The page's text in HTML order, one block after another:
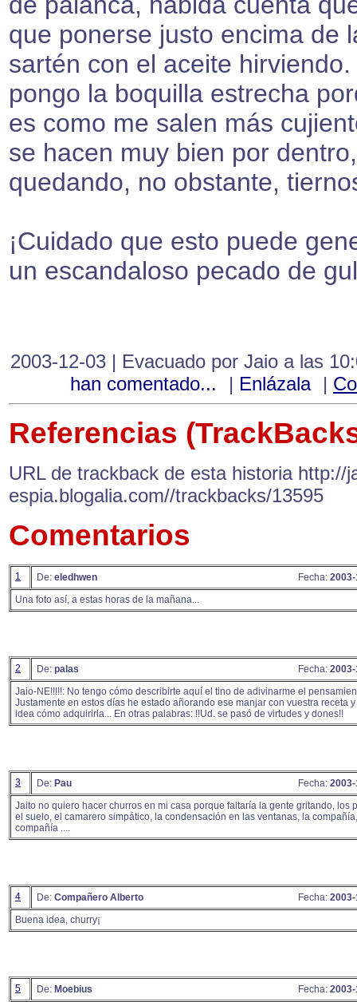
que ponerse justo encima de
sartén con el aceite hirviendo.
pongo la boquilla estrecha
es como me salen más
se hacen muy bien por dentro,
quedando, no obstante,
¡Cuidado que esto puede
un escandaloso pecado de
2003-12-03 | Evacuado por Jaio a las
han comentado...
| Enlázala |
Referencias
URL de trackback de esta historia http://
espia.blogalia.com//trackbacks/13595
Comentarios
1 De: eledhwen Fecha:
Una foto así, a estas horas de la mañana...
2 De: palas Fecha:
Jaio-NE!!!!!: No tengo cómo describirte aquí el tino de adivinarme el
Justamente en estos días he estado añorando ese manjar con vuestra receta
idea cómo adquirirla... En otras palabras: !!Ud. se pasó de virtudes y dones!!
3 De: Pau Fecha:
Jaito no quiero hacer churros en mi casa porque faltaría la gente gritando, los
el suelo, el camarero simpático, la condensación en las ventanas, la
compañía ....
4 De: Compañero Alberto Fecha:
Buena idea, churry¡
5 De: Moebius Fecha: